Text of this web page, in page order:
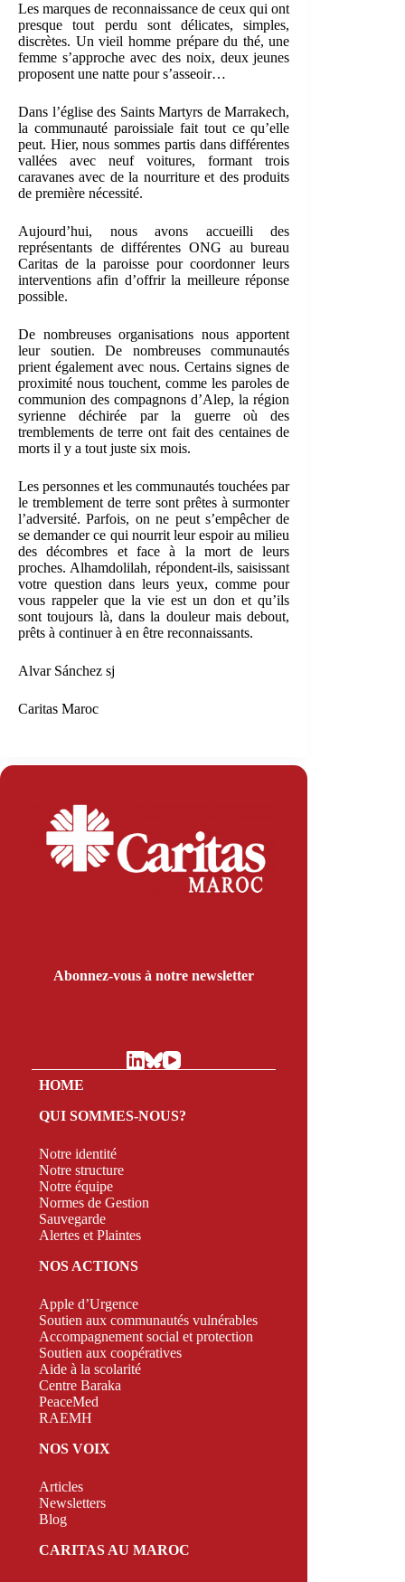
Les marques de reconnaissance de ceux qui ont
presque tout perdu sont délicates, simples,
discrètes. Un vieil homme prépare du thé, une
femme s’approche avec des noix, deux jeunes
proposent une natte pour s’asseoir…
Dans l’église des Saints Martyrs de Marrakech,
la communauté paroissiale fait tout ce qu’elle
peut. Hier, nous sommes partis dans différentes
vallées avec neuf voitures, formant trois
caravanes avec de la nourriture et des produits
de première nécessité.
Aujourd’hui, nous avons accueilli des
représentants de différentes ONG au bureau
Caritas de la paroisse pour coordonner leurs
interventions afin d’offrir la meilleure réponse
possible.
De nombreuses organisations nous apportent
leur soutien. De nombreuses communautés
prient également avec nous. Certains signes de
proximité nous touchent, comme les paroles de
communion des compagnons d’Alep, la région
syrienne déchirée par la guerre où des
tremblements de terre ont fait des centaines de
morts il y a tout juste six mois.
Les personnes et les communautés touchées par
le tremblement de terre sont prêtes à surmonter
l’adversité. Parfois, on ne peut s’empêcher de
se demander ce qui nourrit leur espoir au milieu
des décombres et face à la mort de leurs
proches. Alhamdolilah, répondent-ils, saisissant
votre question dans leurs yeux, comme pour
vous rappeler que la vie est un don et qu’ils
sont toujours là, dans la douleur mais debout,
prêts à continuer à en être reconnaissants.
Alvar Sánchez sj
Caritas Maroc
Abonnez-vous à notre newsletter
HOME
QUI SOMMES-NOUS?
Notre identité
Notre structure
Notre équipe
Normes de Gestion
Sauvegarde
Alertes et Plaintes
NOS ACTIONS
Apple d’Urgence
Soutien aux communautés vulnérables
Accompagnement social et protection
Soutien aux coopératives
Aide à la scolarité
Centre Baraka
PeaceMed
RAEMH
NOS VOIX
Articles
Newsletters
Blog
CARITAS AU MAROC